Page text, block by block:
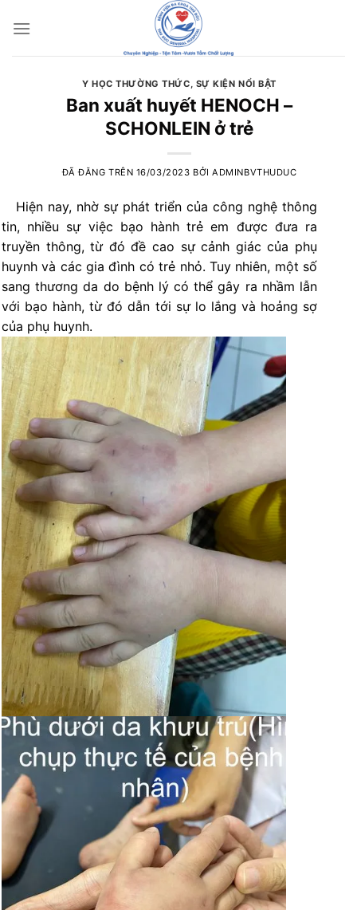
đến
Y HỌC THƯỜNG THỨC, SỰ KIỆN NỔI BẬT
Ban xuất huyết HENOCH –
SCHONLEIN ở trẻ
ĐÃ ĐĂNG TRÊN 16/03/2023 BỞIADMINBVTHUDUC
Hiện nay, nhờ sự phát triển của công nghệ thông
tin, nhiều sự việc bạo hành trẻ em được đưa ra
truyền thông, từ đó đề cao sự cảnh giác của phụ
huynh và các gia đình có trẻ nhỏ. Tuy nhiên, một số
sang thương da do bệnh lý có thể gây ra nhầm lẫn
với bạo hành, từ đó dẫn tới sự lo lắng và hoảng sợ
của phụ huynh.